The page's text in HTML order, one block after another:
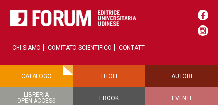
CHI SIAMO COMITATO SCIENTIFICO CONTATTI
CATALOGO TITOLI AUTORI
LIBRERIA
OPEN ACCESS
EBOOK EVENTI